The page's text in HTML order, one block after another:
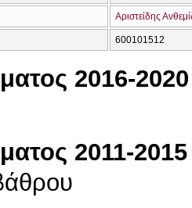
Αριστείδης
600101512
2016-2020
2011-2015